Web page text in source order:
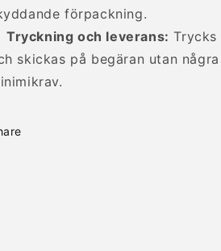
förpackning.
Tryckning och leverans: Trycks
skickas på begäran utan några